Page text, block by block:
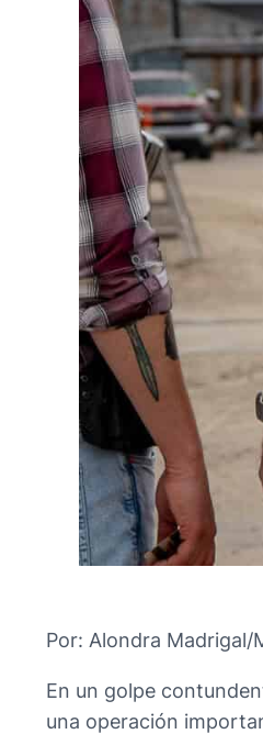
Por: Alondra Madrigal/
En un golpe
una operación